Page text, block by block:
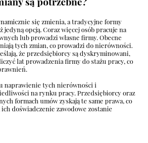
się zmienia, a tradycyjne formy
jedyną opcją. Coraz więcej osób pracuje na
lub prowadzi własne firmy. Obecne
tych zmian, co prowadzi do nierówności.
że przedsiębiorcy są dyskryminowani,
lat prowadzenia firmy do stażu pracy, co
naprawienie tych nierówności i
na rynku pracy. Przedsiębiorcy oraz
formach umów zyskają te same prawa, co
doświadczenie zawodowe zostanie